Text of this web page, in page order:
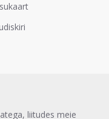
liitudes meie